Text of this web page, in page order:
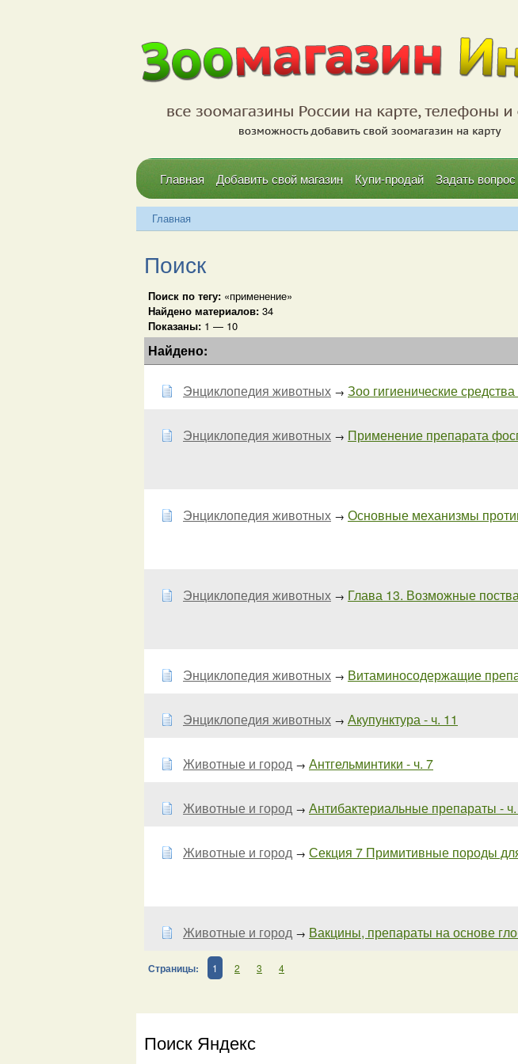
Главная Добавить свой магазин Купи-продай Задать
Главная
Поиск
Поиск по тегу: «применение»
Найдено материалов: 34
Показаны: 1 — 10
Найдено:
Энциклопедия животных → Зоо гигиенические средства
Энциклопедия животных → Применение препарата
Энциклопедия животных → Основные механизмы
Энциклопедия животных → Глава 13. Возможные
Энциклопедия животных → Витаминосодержащие
Энциклопедия животных → Акупунктура - ч. 11
Животные и город → Антгельминтики - ч. 7
Животные и город → Антибактериальные препараты -
Животные и город → Секция 7 Примитивные породы
Животные и город → Вакцины, препараты на основе
Страницы: 1 2 3 4
Поиск Яндекс